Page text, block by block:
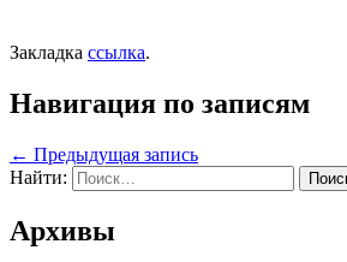
Закладка ссылка.
Навигация по записям
← Предыдущая запись
Найти:
Архивы